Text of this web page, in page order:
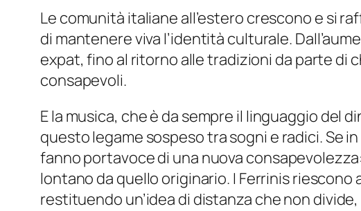
Le comunità italiane all’estero crescono e si
di mantenere viva l’identità culturale.
expat, fino al ritorno alle tradizioni da parte di
consapevoli.
E la musica, che è da sempre il linguaggio del
questo legame sospeso tra sogni e radici. Se
fanno portavoce di una nuova
lontano da quello originario. I Ferrinis
restituendo un’idea di distanza che non